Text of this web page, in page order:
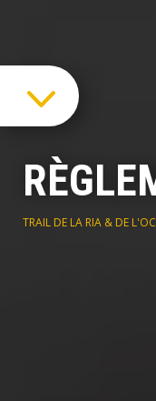
3
TRAIL DE LA RIA & DE